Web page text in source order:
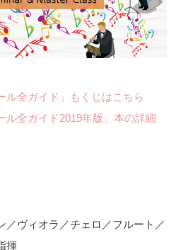
ル全ガイド」もくじはこちら
ル全ガイド2019年版」本の詳細
／ヴィオラ／チェロ／フルート／
揮